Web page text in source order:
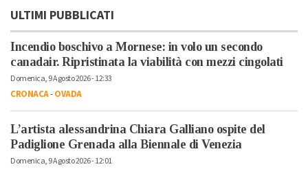
ULTIMI PUBBLICATI
Incendio boschivo a Mornese: in volo un secondo
canadair. Ripristinata la viabilità con mezzi cingolati
Domenica, 9 Agosto 2026 - 12:33
CRONACA-OVADA
L’artista alessandrina Chiara Galliano ospite del
Padiglione Grenada alla Biennale di Venezia
Domenica, 9 Agosto 2026 - 12:01